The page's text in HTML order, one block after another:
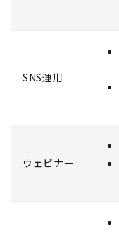
SNS運用
ウェビナー